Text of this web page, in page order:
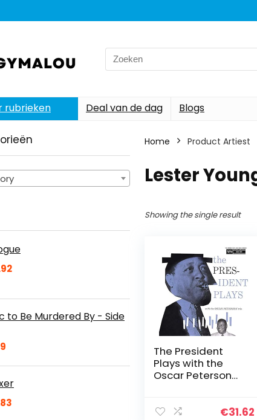
Search
for:
rubrieken Deal van de dag Blogs
to Be Murdered By - Side
Home Product Artiest
Lester
Showing the single result
The President
Plays with the
Oscar Peterson
€31.62